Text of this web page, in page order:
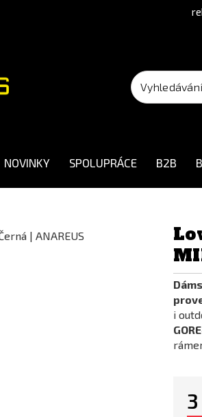
NOVINKY SPOLUPRÁCE B2B
i